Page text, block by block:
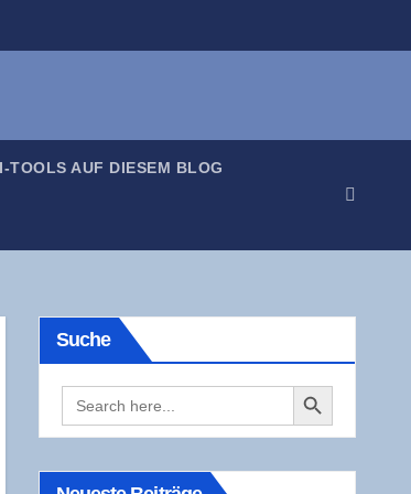
TOOLS AUF DIE­SEM BLOG
Suche
Search
for:
Search Button